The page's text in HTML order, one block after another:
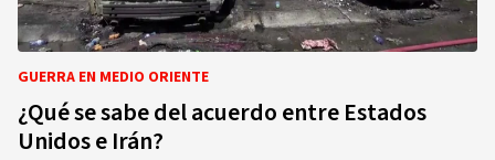
GUERRA EN MEDIO ORIENTE
¿Qué se sabe del acuerdo entre Estados
Unidos e Irán?